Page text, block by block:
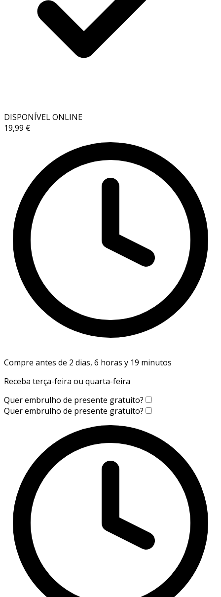
DISPONÍVEL ONLINE
19,99 €
Compre antes de 2 dias, 6 horas y 19 minutos
Receba terça-feira ou quarta-feira
Quer embrulho de presente gratuito?
Quer embrulho de presente gratuito?